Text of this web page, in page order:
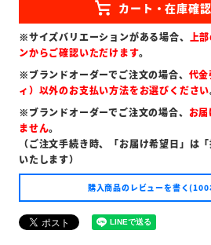
※サイズバリエーションがある場合、 上
ンからご確認いただけます。
※ブランドオーダーでご注文の場合、 代
ィ）以外のお支払い方法をお選びください
※ブランドオーダーでご注文の場合、 お
ません。
（ご注文手続き時、「お届け希望日」は
いたします）
購入商品のレビューを書く